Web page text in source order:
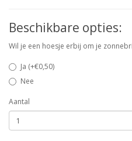
Beschikbare opties:
Wil je een hoesje erbij om je
Ja (+€0,50)
Nee
Aantal